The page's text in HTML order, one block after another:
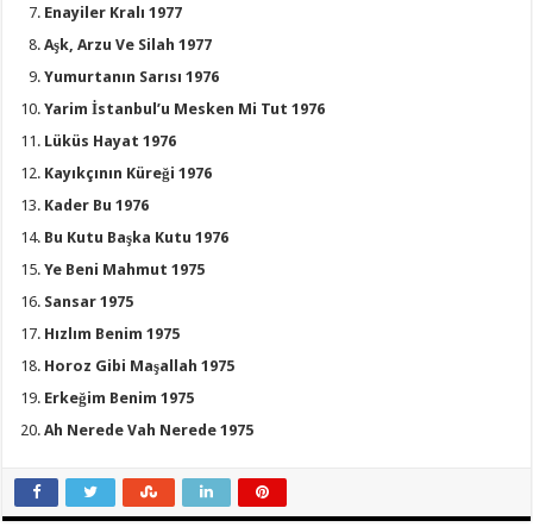
Enayiler Kralı 1977
Aşk, Arzu Ve Silah 1977
Yumurtanın Sarısı 1976
Yarim İstanbul’u Mesken Mi Tut 1976
Lüküs Hayat 1976
Kayıkçının Küreği 1976
Kader Bu 1976
Bu Kutu Başka Kutu 1976
Ye Beni Mahmut 1975
Sansar 1975
Hızlım Benim 1975
Horoz Gibi Maşallah 1975
Erkeğim Benim 1975
Ah Nerede Vah Nerede 1975